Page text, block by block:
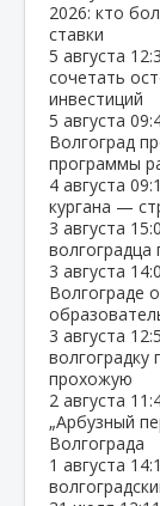
2026: кто
ставки
5 августа
сочетать
инвестиций
5 августа
Волгоград
программы
4 августа
кургана —
3 августа
3 августа
Волгограде
3 августа
прохожую
2 августа
„Арбузный
Волгограда
1 августа